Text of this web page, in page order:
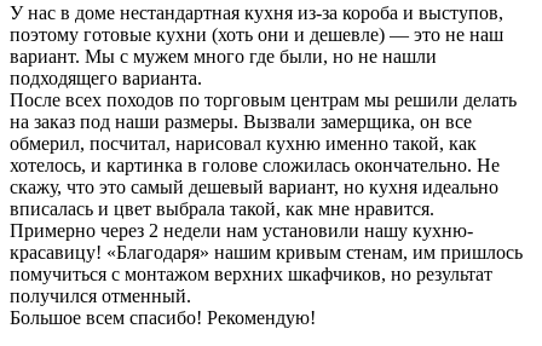
У нас в доме нестандартная кухня из-за короба и выступов,
поэтому готовые кухни (хоть они и дешевле) — это не наш
вариант. Мы с мужем много где были, но не нашли
подходящего варианта.
После всех походов по торговым центрам мы решили делать
на заказ под наши размеры. Вызвали замерщика, он все
обмерил, посчитал, нарисовал кухню именно такой, как
хотелось, и картинка в голове сложилась окончательно. Не
скажу, что это самый дешевый вариант, но кухня идеально
вписалась и цвет выбрала такой, как мне нравится.
Примерно через 2 недели нам установили нашу кухню-
красавицу! «Благодаря» нашим кривым стенам, им пришлось
помучиться с монтажом верхних шкафчиков, но результат
получился отменный.
Большое всем спасибо! Рекомендую!